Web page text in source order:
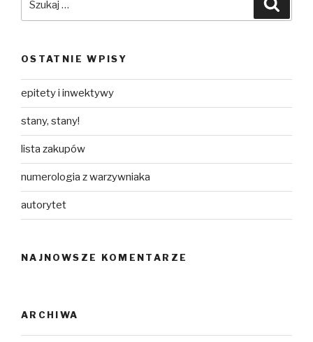
OSTATNIE WPISY
epitety i inwektywy
stany, stany!
lista zakupów
numerologia z warzywniaka
autorytet
NAJNOWSZE KOMENTARZE
ARCHIWA